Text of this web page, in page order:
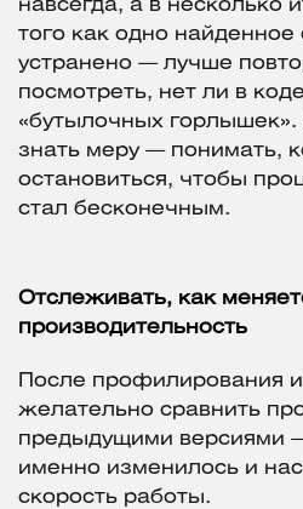
навсегда, а в несколько
того как одно найденное
устранено — лучше
посмотреть, нет ли в
«бутылочных горлышек».
знать меру — понимать,
остановиться, чтобы
стал бесконечным.
Отслеживать, как
производительность
После профилирования
желательно сравнить
предыдущими версиями
именно изменилось и
скорость работы.